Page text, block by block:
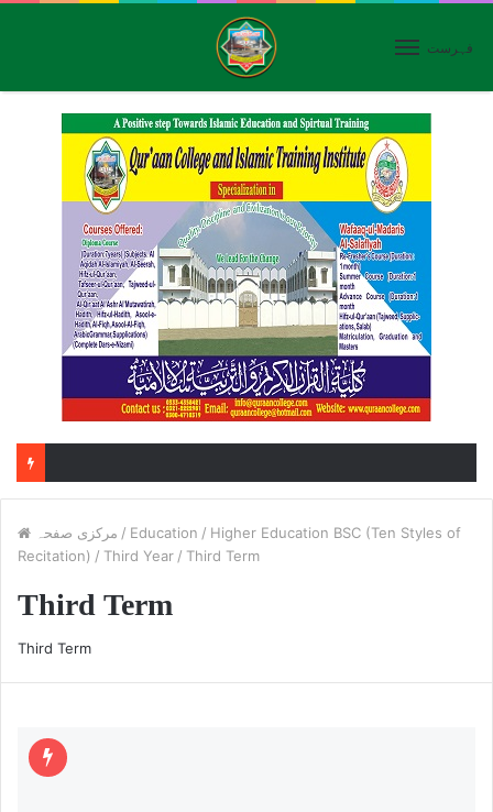
فہرست
مرکزی صفحہ / Education / Higher Education BSC (Ten Styles of
Recitation) / Third Year / Third Term
Third Term
Third Term